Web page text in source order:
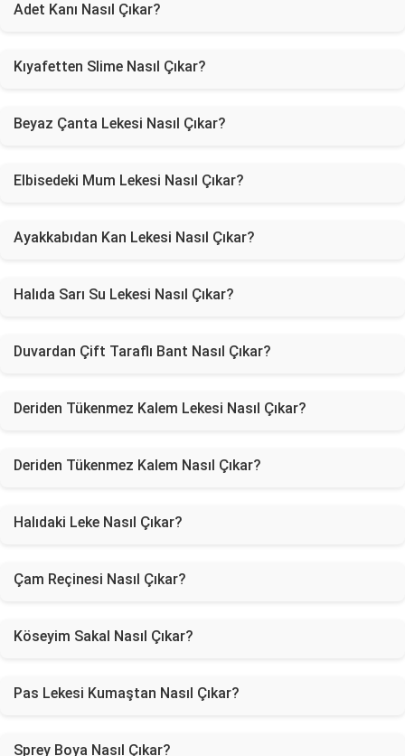
Adet Kanı Nasıl Çıkar?
Kıyafetten Slime Nasıl Çıkar?
Beyaz Çanta Lekesi Nasıl Çıkar?
Elbisedeki Mum Lekesi Nasıl Çıkar?
Ayakkabıdan Kan Lekesi Nasıl Çıkar?
Halıda Sarı Su Lekesi Nasıl Çıkar?
Duvardan Çift Taraflı Bant Nasıl Çıkar?
Deriden Tükenmez Kalem Lekesi Nasıl Çıkar?
Deriden Tükenmez Kalem Nasıl Çıkar?
Halıdaki Leke Nasıl Çıkar?
Çam Reçinesi Nasıl Çıkar?
Köseyim Sakal Nasıl Çıkar?
Pas Lekesi Kumaştan Nasıl Çıkar?
Sprey Boya Nasıl Çıkar?